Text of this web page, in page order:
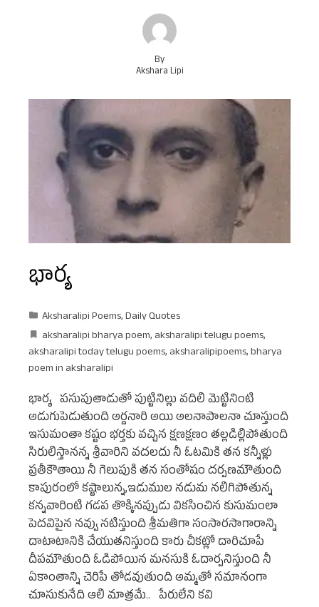
By
Akshara Lipi
భార్య
Aksharalipi Poems,Daily Quotes
aksharalipi bharya poem, aksharalipi telugu poems,
aksharalipi today telugu poems, aksharalipipoems,bharya
poem in aksharalipi
భార్య పసుపుతాడుతో పుట్టినిల్లు వదిలి మెట్టినింటి
అడుగుపెడుతుంది అర్దనారి అయి అలనాపాలనా చూస్తుంది
ఇసుమంతా కష్టం భర్తకు వచ్చిన క్షణక్షణం తల్లడిల్లిపోతుంది
సిరులిస్తానన్న శ్రీవారిని వదలదు నీ ఓటమికి తన కన్నీళ్లు
ప్రతీకౌతాయి నీ గెలుపుకి తన సంతోషం దర్పణమౌతుంది
కాపురంలో కష్టాలున్న,ఇడుముల నడుమ నలిగిపోతున్న
కన్నవారింటి గడప తొక్కినప్పుడు వికసించిన కుసుమంలా
పెదవిపైన నవ్వు నటిస్తుంది శ్రీమతిగా సంసారసాగారాన్ని
దాటాటానికి చేయుతనిస్తుంది కారు చీకట్లో దారిచూపే
దీపమౌతుంది ఓడిపోయిన మనసుకి ఓదార్పనిస్తుంది నీ
ఏకాంతాన్ని చెరిపే తోడవుతుంది అమ్మతో సమానంగా
చూసుకునేది ఆలి మాత్రమే.. పేరులేని కవి